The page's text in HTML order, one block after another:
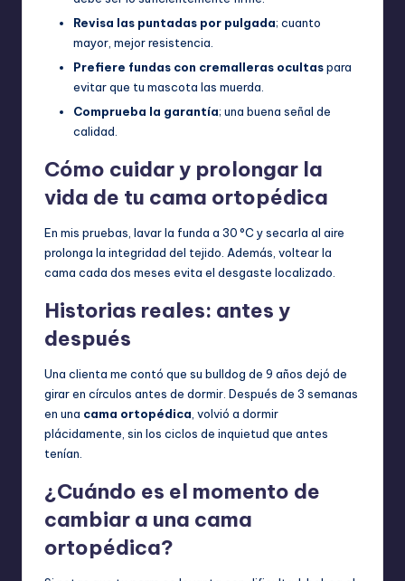
Revisa las puntadas por pulgada; cuanto
mayor, mejor resistencia.
Prefiere fundas con cremalleras ocultaspara
evitar que tu mascota las muerda.
Comprueba la garantía; una buena señal de
calidad.
Cómo cuidar y prolongar la
vida de tu cama ortopédica
En mis pruebas, lavar la funda a 30 °C y secarla al aire
prolonga la integridad del tejido. Además, voltear la
cama cada dos meses evita el desgaste localizado.
Historias reales: antes y
después
Una clienta me contó que su bulldog de 9 años dejó de
girar en círculos antes de dormir. Después de 3 semanas
en una cama ortopédica , volvió a dormir
plácidamente, sin los ciclos de inquietud que antes
tenían.
¿Cuándo es el momento de
cambiar a una cama
ortopédica?